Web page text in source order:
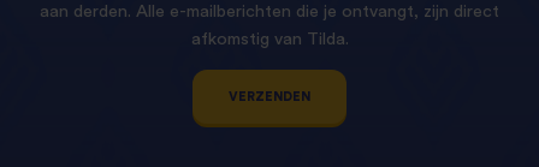
aan derden. Alle e-mailberichten die je ontvangt, zijn direct
afkomstig van Tilda.
VERZENDEN